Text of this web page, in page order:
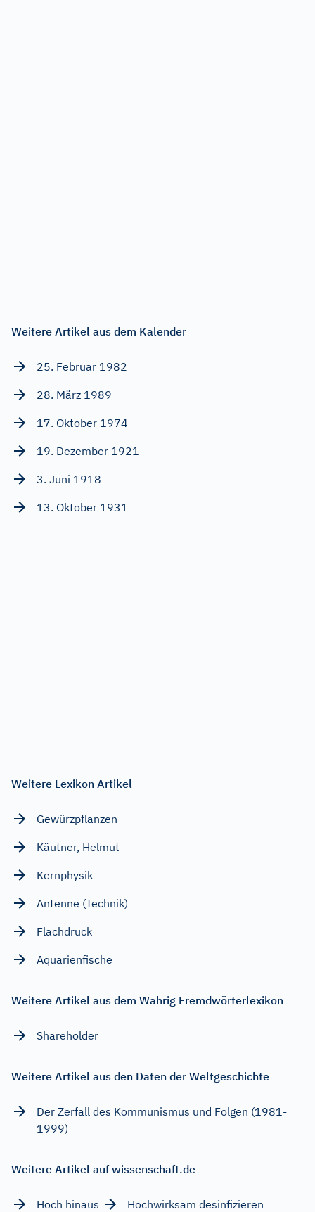
Weitere Artikel aus dem Kalender
25. Februar 1982
28. März 1989
17. Oktober 1974
19. Dezember 1921
3. Juni 1918
13. Oktober 1931
Weitere Lexikon Artikel
Gewürzpflanzen
Käutner, Helmut
Kernphysik
Antenne (Technik)
Flachdruck
Aquarienfische
Weitere Artikel aus dem Wahrig Fremdwörterlexikon
Shareholder
Weitere Artikel aus den Daten der Weltgeschichte
Der Zerfall des Kommunismus und Folgen (1981-
1999)
Weitere Artikel auf wissenschaft.de
Hoch hinaus
Hochwirksam desinfizieren